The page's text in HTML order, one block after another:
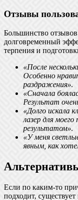
Отзывы
Большинство
долговременный
терпения и
«После
Особенно
раздражения».
«Сначала
Результат
«Долго искала
лазер для
результатом».
«У меня
явным, как
Если по каким-то
подходит,